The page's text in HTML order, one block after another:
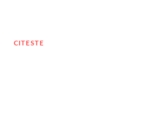
CITESTE